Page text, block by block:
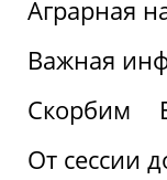
Аграрная
Важная
Скорбим
От сессии